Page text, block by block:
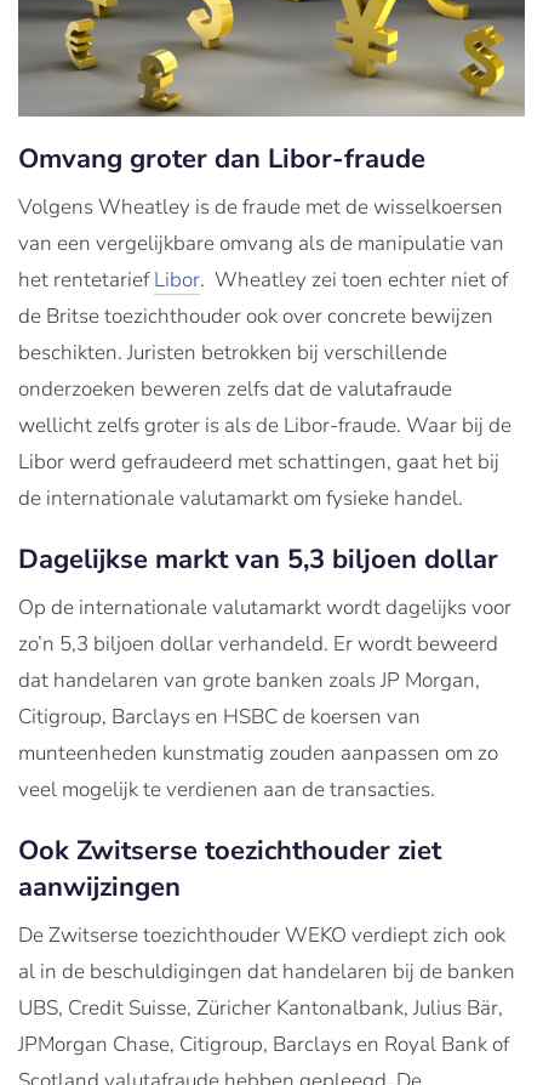
Omvang groter dan Libor-fraude
Volgens Wheatley is de fraude met de wisselkoersen
van een vergelijkbare omvang als de manipulatie van
het rentetariefLibor. Wheatley zei toen echter niet of
de Britse toezichthouder ook over concrete bewijzen
beschikten. Juristen betrokken bij verschillende
onderzoeken beweren zelfs dat de valutafraude
wellicht zelfs groter is als de Libor-fraude. Waar bij de
Libor werd gefraudeerd met schattingen, gaat het bij
de internationale valutamarkt om fysieke handel.
Dagelijkse markt van 5,3 biljoen dollar
Op de internationale valutamarkt wordt dagelijks voor
zo’n 5,3 biljoen dollar verhandeld. Er wordt beweerd
dat handelaren van grote banken zoals JP Morgan,
Citigroup, Barclays en HSBC de koersen van
munteenheden kunstmatig zouden aanpassen om zo
veel mogelijk te verdienen aan de transacties.
Ook Zwitserse toezichthouder ziet
aanwijzingen
De Zwitserse toezichthouder WEKO verdiept zich ook
al in de beschuldigingen dat handelaren bij de banken
UBS, Credit Suisse, Züricher Kantonalbank, Julius Bär,
JPMorgan Chase, Citigroup, Barclays en Royal Bank of